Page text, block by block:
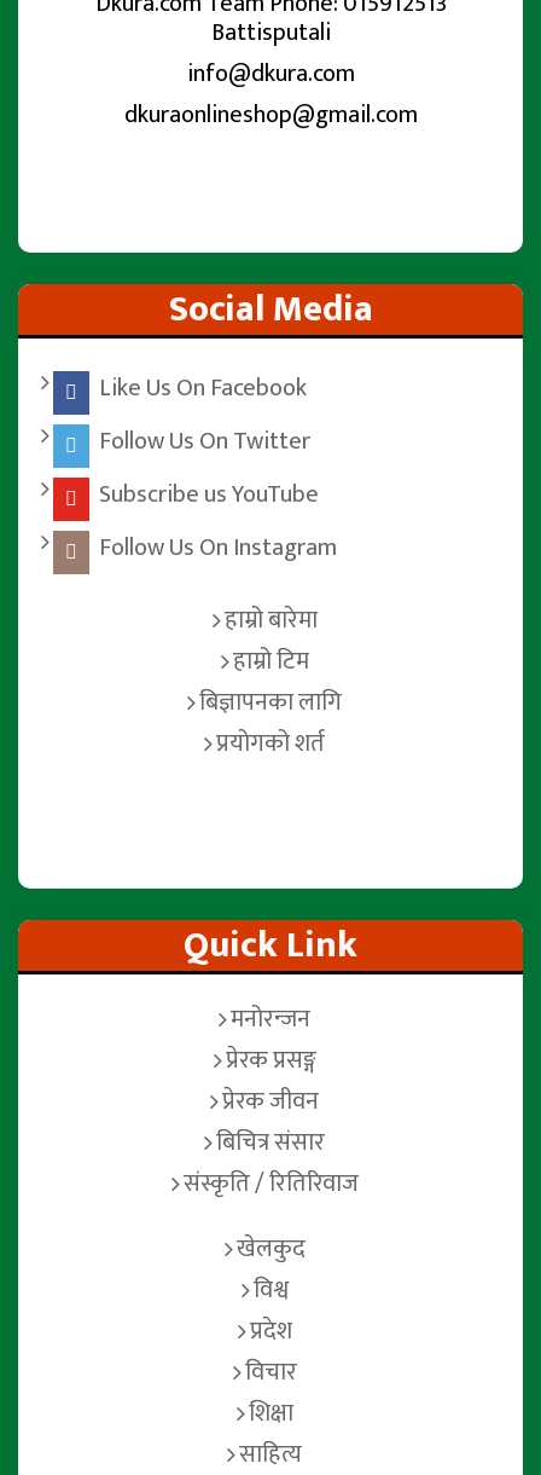
Battisputali
info@dkura.com
dkuraonlineshop@gmail.com
Social Media
Like Us On Facebook
Follow Us On Twitter
Subscribe us YouTube
Follow Us On Instagram
हाम्रो बारेमा
हाम्रो टिम
बिज्ञापनका लागि
प्रयोगको शर्त
Quick Link
मनोरन्जन
प्रेरक प्रसङ्ग
प्रेरक जीवन
बिचित्र संसार
संस्कृति / रितिरिवाज
खेलकुद
विश्व
प्रदेश
विचार
शिक्षा
साहित्य